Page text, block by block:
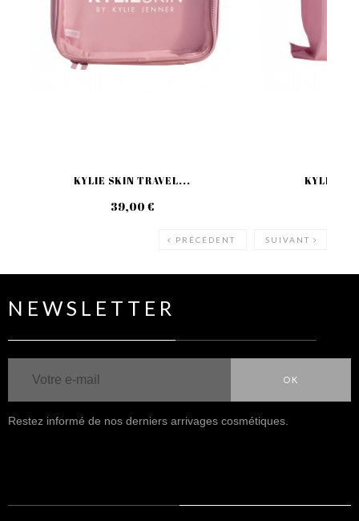
KYLIE SKIN TRAVEL...
39,00 €
KYLIE
PRÉCÉDENT SUIVANT
NEWSLETTER
OK
Restez informé de nos derniers arrivages cosmétiques.